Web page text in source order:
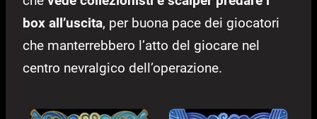
box all’uscita, per buona pace dei giocatori
che manterrebbero l’atto del giocare nel
centro nevralgico dell’operazione.